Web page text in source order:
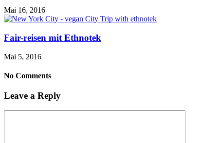
Mai 16, 2016
Fair-reisen mit Ethnotek
Mai 5, 2016
No Comments
Leave a Reply